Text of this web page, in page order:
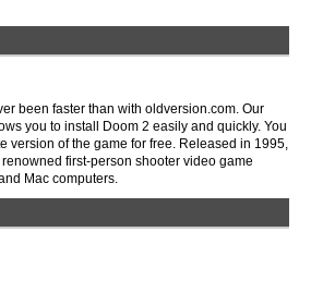
been faster than with oldversion.com. Our
you to install Doom 2 easily and quickly. You
version of the game for free. Released in 1995,
first-person shooter video game
Mac computers.